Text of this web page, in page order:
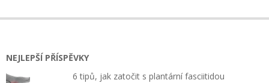
NEJLEPŠÍ PŘÍSPĚVKY
6 tipů, jak zatočit s plantární fasciitidou